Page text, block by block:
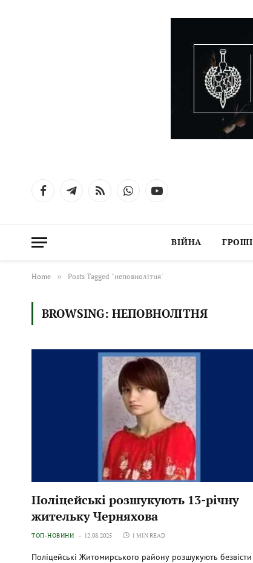
FacebookTelegramRSS WhatsAppYouTube
ВІЙНА ГРОШІ
Home » Posts Tagged "неповнолітня"
BROWSING: НЕПОВНОЛІТНЯ
Поліцейські розшукують 13-річну
жительку Черняхова
ТОП-НОВИНИ 12.08.2025 1 MIN READ
Поліцейські Житомирського району розшукують безвісти